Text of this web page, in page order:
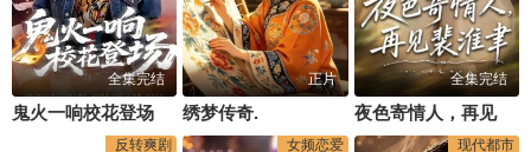
全集完结
鬼火一响校花登场
正片
绣梦传奇.
全集完结
夜色寄情人，再见裴准聿
反转爽剧 女频恋爱 现代都市